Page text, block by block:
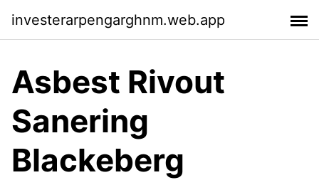
investerarpengarghnm.web.app
Asbest Rivout
Sanering
Blackeberg